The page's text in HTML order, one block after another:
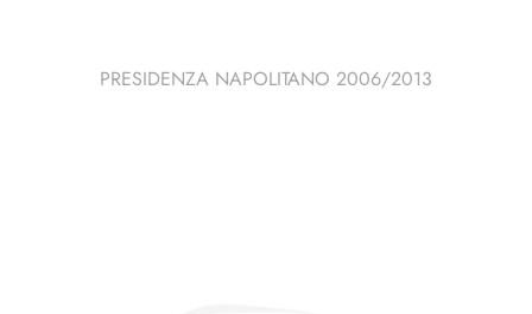
PRESIDENZA NAPOLITANO 2006/2013